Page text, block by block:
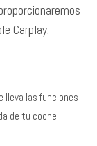
Carplay.
lleva las funciones
de tu coche